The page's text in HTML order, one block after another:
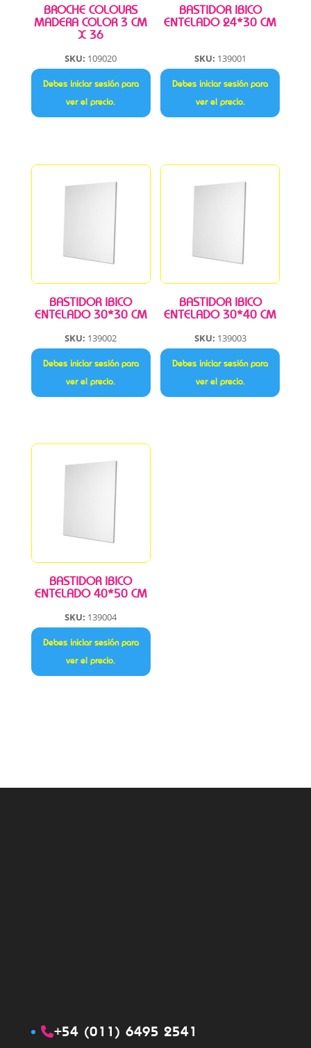
BROCHE COLOURS
MADERA COLOR 3 CM
X 36
SKU: 109020
Debes iniciar sesión para
ver el precio.
BASTIDOR IBICO
ENTELADO 24*30 CM
SKU: 139001
Debes iniciar sesión para
ver el precio.
BASTIDOR IBICO
ENTELADO 30*30 CM
SKU: 139002
Debes iniciar sesión para
ver el precio.
BASTIDOR IBICO
ENTELADO 30*40 CM
SKU: 139003
Debes iniciar sesión para
ver el precio.
BASTIDOR IBICO
ENTELADO 40*50 CM
SKU: 139004
Debes iniciar sesión para
ver el precio.
+54 (011) 6495 2541